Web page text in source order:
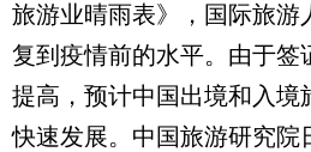
旅游业晴雨表》，国际旅游
复到疫情前的水平。由于签
提高，预计中国出境和入境
快速发展。中国旅游研究院